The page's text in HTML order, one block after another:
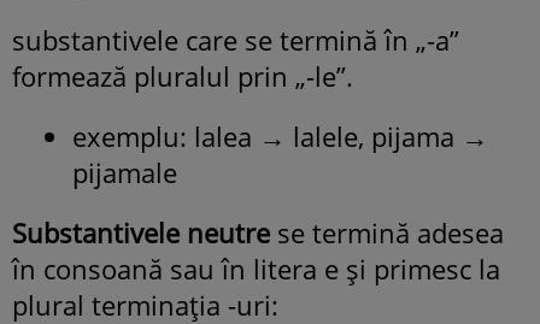
substantivele care se termină în „-a”
formează pluralul prin „-le”.
exemplu: lalea → lalele, pijama →
pijamale
Substantivele neutre se termină adesea
în consoană sau în litera e și primesc la
plural terminația -uri: